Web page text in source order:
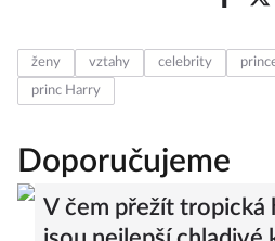
ženy vztahy celebrity
princ Harry
Doporučujeme
V čem přežít tropická